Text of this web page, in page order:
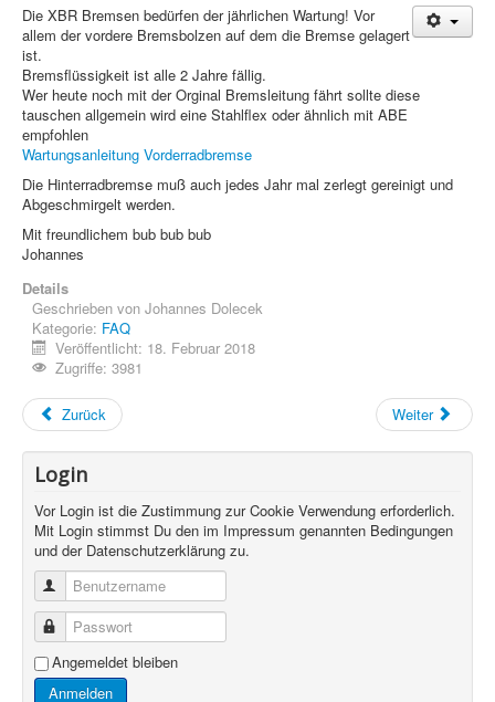
Forum
Cafe-Ecke
Suche
Die XBR Bremsen bedürfen der jährlichen Wartung! Vor
allem der vordere Bremsbolzen auf dem die Bremse gelagert
ist.
Bremsflüssigkeit ist alle 2 Jahre fällig.
Wer heute noch mit der Orginal Bremsleitung fährt sollte diese
tauschen allgemein wird eine Stahlflex oder ähnlich mit ABE
empfohlen
Wartungsanleitung Vorderradbremse
Die Hinterradbremse muß auch jedes Jahr mal zerlegt gereinigt und
Abgeschmirgelt werden.
Mit freundlichem bub bub bub
Johannes
Details
Geschrieben von Johannes Dolecek
Kategorie: FAQ
Veröffentlicht: 18. Februar 2018
Zugriffe: 3981
Zurück Weiter
Login
Vor Login ist die Zustimmung zur Cookie Verwendung erforderlich.
Mit Login stimmst Du den im Impressum genannten Bedingungen
und der Datenschutzerklärung zu.
Benutzername
Passwort
Angemeldet bleiben
Anmelden